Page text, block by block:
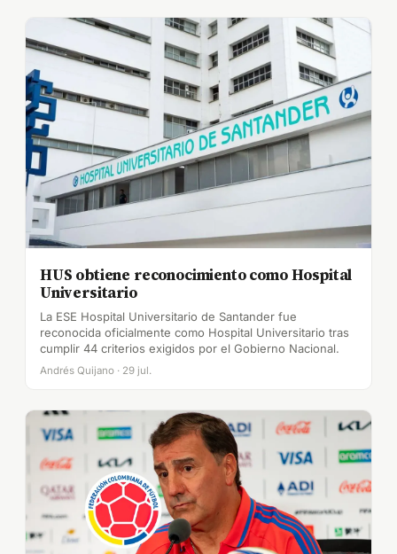
HUS obtiene reconocimiento como Hospital
Universitario
La ESE Hospital Universitario de Santander fue
reconocida oficialmente como Hospital Universitario tras
cumplir 44 criterios exigidos por el Gobierno Nacional.
Andrés Quijano · 29 jul.